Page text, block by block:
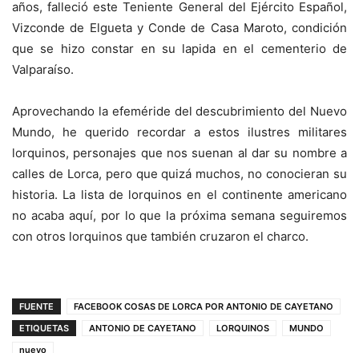
años, falleció este Teniente General del Ejército Español,
Vizconde de Elgueta y Conde de Casa Maroto, condición
que se hizo constar en su lapida en el cementerio de
Valparaíso.
Aprovechando la efeméride del descubrimiento del Nuevo
Mundo, he querido recordar a estos ilustres militares
lorquinos, personajes que nos suenan al dar su nombre a
calles de Lorca, pero que quizá muchos, no conocieran su
historia. La lista de lorquinos en el continente americano
no acaba aquí, por lo que la próxima semana seguiremos
con otros lorquinos que también cruzaron el charco.
FUENTE
FACEBOOK COSAS DE LORCA POR ANTONIO DE CAYETANO
ETIQUETAS
ANTONIO DE CAYETANO LORQUINOS
MUNDO
nuevo